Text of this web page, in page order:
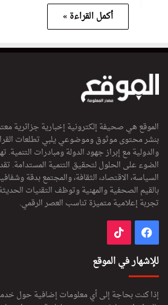
أكمل القراءة »
الموقع هي صحيفة إلكترونية إخبارية جزائرية
بنشر محتوى موثوق وموضوعي يلبي تطلعات
والدولية مع إبراز جهود الدولة ومبادرات
الضوء على الحلول لتحقيق التنمية المستدامة.
السياسة، الاقتصاد، الثقافة، والمجتمع بدقة
بالقيم الصحفية والمهنية وتوظف التقنيات
تجربة إعلامية متميزة تناسب العصر الرقمي.
فيسبوك
للإشهار في الموقع
إذا كنت بحاجة إلى أي معلومات إضافية حول خدمات